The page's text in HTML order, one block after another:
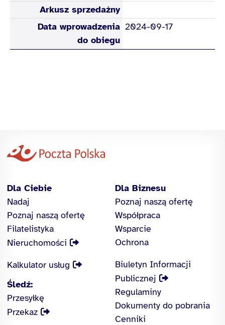
Arkusz sprzedażny
Data wprowadzenia
do obiegu
2024-09-17
Dla Ciebie
Nadaj
Poznaj naszą ofertę
Filatelistyka
Nieruchomości
Dla Biznesu
Poznaj naszą ofertę
Współpraca
Wsparcie
Ochrona
Kalkulator usług
Śledź:
Przesyłkę
Przekaz
Biuletyn Informacji
Publicznej
Regulaminy
Dokumenty do pobrania
Cenniki